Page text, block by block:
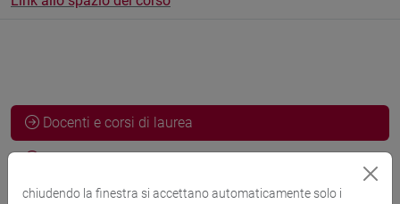
Docenti e corsi di laurea
Programma
chiudendo la finestra si accettano automaticamente solo i